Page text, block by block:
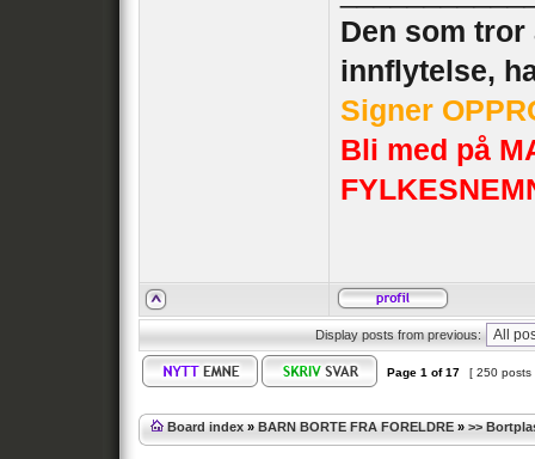
Den som
innflytelse,
Signer
Bli med på
Display posts from previous:
Page 1 of17 [ 250
Board index » BARN BORTE FRA FORELDRE » >>